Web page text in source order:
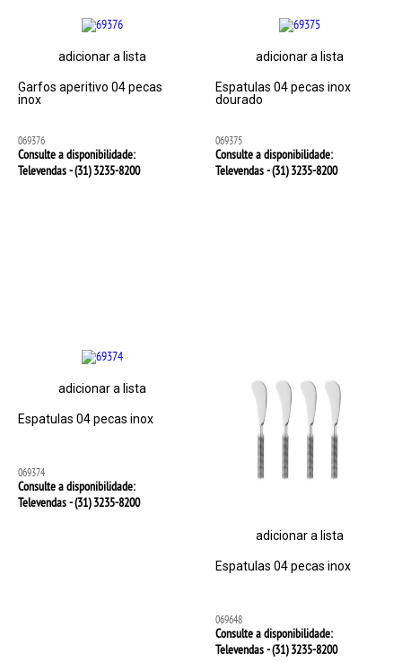
adicionar a lista
Garfos aperitivo 04 pecas
inox
069376
Consulte a disponibilidade:
Televendas - (31)3235-8200
adicionar a lista
Espatulas 04 pecas inox
dourado
069375
Consulte a disponibilidade:
Televendas - (31)3235-8200
adicionar a lista
Espatulas 04 pecas inox
069374
Consulte a disponibilidade:
Televendas - (31)3235-8200
adicionar a lista
Espatulas 04 pecas inox
069648
Consulte a disponibilidade:
Televendas - (31)3235-8200